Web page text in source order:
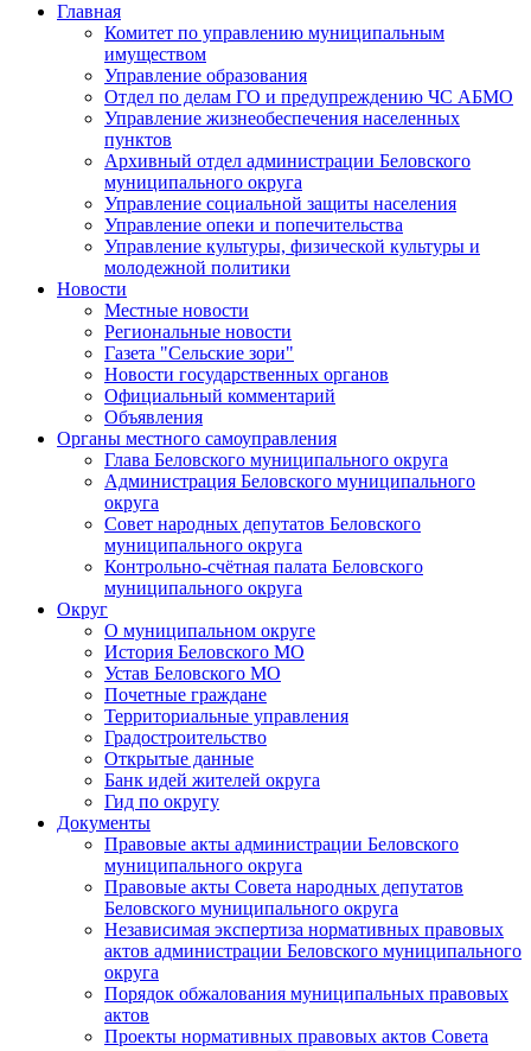
Главная
Комитет по управлению муниципальным
имуществом
Управление образования
Отдел по делам ГО и предупреждению ЧС АБМО
Управление жизнеобеспечения населенных
пунктов
Архивный отдел администрации Беловского
муниципального округа
Управление социальной защиты населения
Управление опеки и попечительства
Управление культуры, физической культуры и
молодежной политики
Новости
Местные новости
Региональные новости
Газета "Сельские зори"
Новости государственных органов
Официальный комментарий
Объявления
Органы местного самоуправления
Глава Беловского муниципального округа
Администрация Беловского муниципального
округа
Совет народных депутатов Беловского
муниципального округа
Контрольно-счётная палата Беловского
муниципального округа
Округ
О муниципальном округе
История Беловского МО
Устав Беловского МО
Почетные граждане
Территориальные управления
Градостроительство
Открытые данные
Банк идей жителей округа
Гид по округу
Документы
Правовые акты администрации Беловского
муниципального округа
Правовые акты Совета народных депутатов
Беловского муниципального округа
Независимая экспертиза нормативных правовых
актов администрации Беловского муниципального
округа
Порядок обжалования муниципальных правовых
актов
Проекты нормативных правовых актов Совета